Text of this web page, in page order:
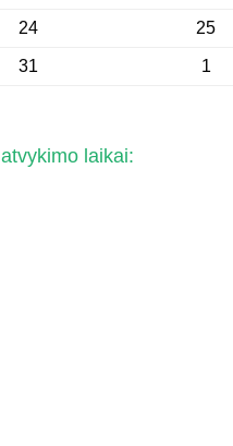
24 25
31 1
laikai: